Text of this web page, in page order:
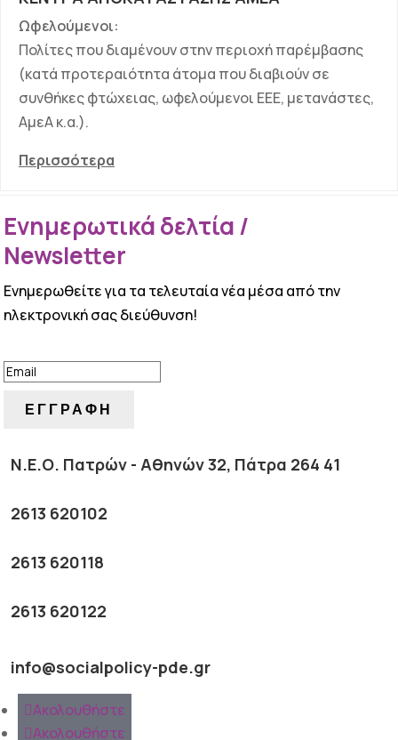
Ωφελούμενοι:
Πολίτες που διαμένουν στην περιοχή παρέμβασης
(κατά προτεραιότητα άτομα που διαβιούν σε
συνθήκες φτώχειας, ωφελούμενοι ΕΕΕ, μετανάστες,
ΑμεΑ κ.α.).
Περισσότερα
Ενημερωτικά δελτία /
Newsletter
Ενημερωθείτε για τα τελευταία νέα μέσα από την
ηλεκτρονική σας διεύθυνση!
ΕΓΓΡΑΦΗ
Ν.Ε.Ο. Πατρών - Αθηνών 32, Πάτρα 264 41
2613 620102
2613 620118
2613 620122
info@socialpolicy-pde.gr
Ακολουθήστε
Ακολουθήστε